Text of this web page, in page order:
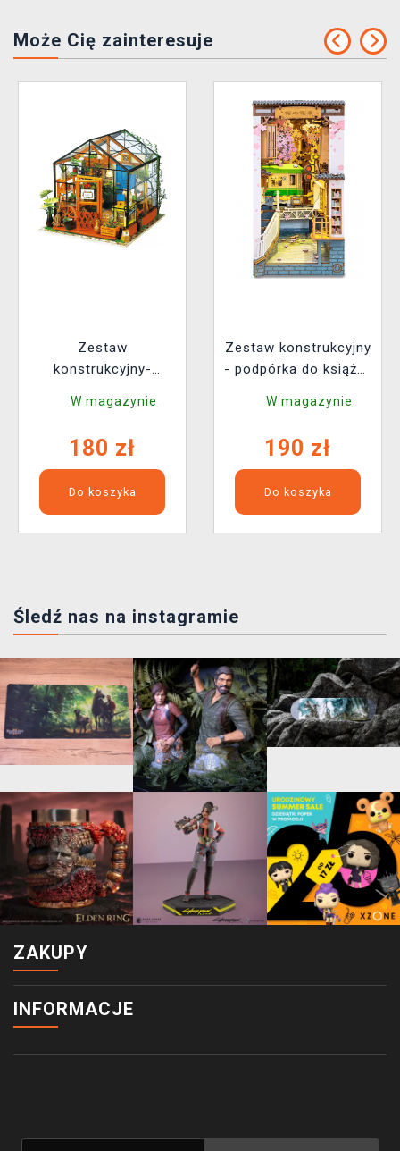
Może Cię zainteresuje
Zestaw
konstrukcyjny-
(drewno)
W magazynie
180 zł
Do koszyka
Zestaw konstrukcyjny
- podpórka do książek
(drewno)
W magazynie
190 zł
Do koszyka
Śledź nas na instagramie
ZAKUPY
INFORMACJE